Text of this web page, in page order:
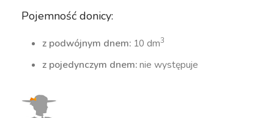
Pojemność donicy:
z podwójnym dnem: 10 dm3
z pojedynczym dnem:nie występuje